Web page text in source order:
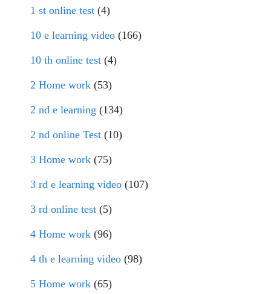
1 st online test (4)
10 e learning video (166)
10 th online test (4)
2 Home work (53)
2 nd e learning (134)
2 nd online Test (10)
3 Home work (75)
3 rd e learning video (107)
3 rd online test (5)
4 Home work (96)
4 th e learning video (98)
5 Home work (65)